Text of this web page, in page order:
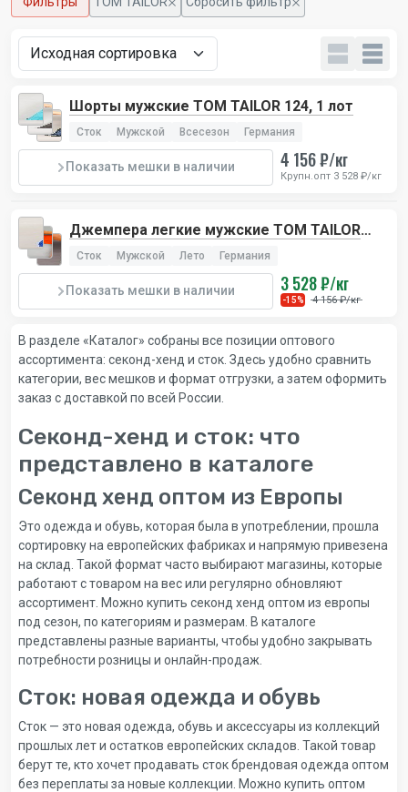
Шорты мужские TOM TAILOR 124, 1 лот
Сток Мужской Всесезон Германия
Показать мешки в наличии 4 156 ₽/кг
Крупн.опт 3 528 ₽/кг
Джемпера легкие мужские TOM TAILOR
124, 1 лот
Сток Мужской Лето Германия
Показать мешки в наличии 3 528 ₽/кг
-15% 4 156 ₽/кг
В разделе «Каталог» собраны все позиции оптового
ассортимента: секонд-хенд и сток. Здесь удобно сравнить
категории, вес мешков и формат отгрузки, а затем оформить
заказ с доставкой по всей России.
Секонд-хенд и сток: что
представлено в каталоге
Секонд хенд оптом из Европы
Это одежда и обувь, которая была в употреблении, прошла
сортировку на европейских фабриках и напрямую привезена
на склад. Такой формат часто выбирают магазины, которые
работают с товаром на вес или регулярно обновляют
ассортимент. Можно купить секонд хенд оптом из европы
под сезон, по категориям и размерам. В каталоге
представлены разные варианты, чтобы удобно закрывать
потребности розницы и онлайн-продаж.
Сток: новая одежда и обувь
Сток — это новая одежда, обувь и аксессуары из коллекций
прошлых лет и остатков европейских складов. Такой товар
берут те, кто хочет продавать сток брендовая одежда оптом
без переплаты за новые коллекции. Можно купить оптом